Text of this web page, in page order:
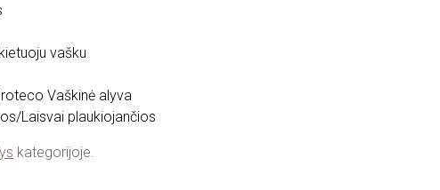
vašku
Vaškinė alyva
Laisvai plaukiojančios
kategorijoje.